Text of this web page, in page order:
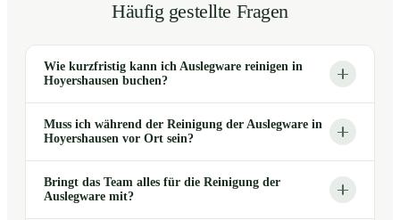
Häufig gestellte Fragen
Wie kurzfristig kann ich Auslegware reinigen in
Hoyershausen buchen?
Muss ich während der Reinigung der Auslegware in
Hoyershausen vor Ort sein?
Bringt das Team alles für die Reinigung der
Auslegware mit?